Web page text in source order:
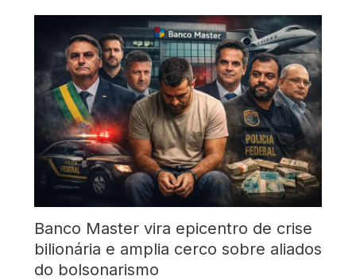
Banco Master vira epicentro de crise
bilionária e amplia cerco sobre aliados
do bolsonarismo